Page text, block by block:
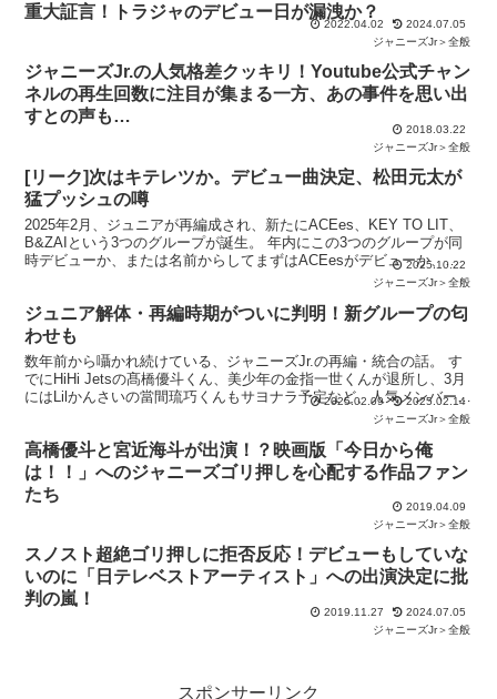
重大証言！トラジャのデビュー日が漏洩か？
2022.04.02
2024.07.05
ジャニーズJr＞全般
ジャニーズJr.の人気格差クッキリ！Youtube公式チャン
ネルの再生回数に注目が集まる一方、あの事件を思い出
すとの声も…
2018.03.22
ジャニーズJr＞全般
[リーク]次はキテレツか。デビュー曲決定、松田元太が
猛プッシュの噂
2025年2月、ジュニアが再編成され、新たにACEes、KEY TO LIT、
B&ZAIという3つのグループが誕生。 年内にこの3つのグループが同
時デビューか、または名前からしてまずはACEesがデビューか、と
2025.10.22
ジャニーズJr＞全般
ジュニア解体・再編時期がついに判明！新グループの匂
わせも
数年前から囁かれ続けている、ジャニーズJr.の再編・統合の話。 す
でにHiHi Jetsの髙橋優斗くん、美少年の金指一世くんが退所し、3月
にはLilかんさいの當間琉巧くんもサヨナラ予定など、人気メンバーの
2025.02.09
2025.02.14
ジャニーズJr＞全般
高橋優斗と宮近海斗が出演！？映画版「今日から俺
は！！」へのジャニーズゴリ押しを心配する作品ファン
たち
2019.04.09
ジャニーズJr＞全般
スノスト超絶ゴリ押しに拒否反応！デビューもしていな
いのに「日テレベストアーティスト」への出演決定に批
判の嵐！
2019.11.27
2024.07.05
ジャニーズJr＞全般
スポンサーリンク